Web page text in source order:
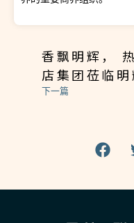
香飘明辉，
店集团莅临
下一篇